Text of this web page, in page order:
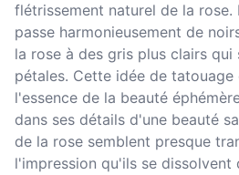
flétrissement naturel de la rose.
passe harmonieusement de
la rose à des gris plus clairs qui
pétales. Cette idée de
l'essence de la beauté
dans ses détails d'une beauté
de la rose semblent presque
l'impression qu'ils se dissolvent